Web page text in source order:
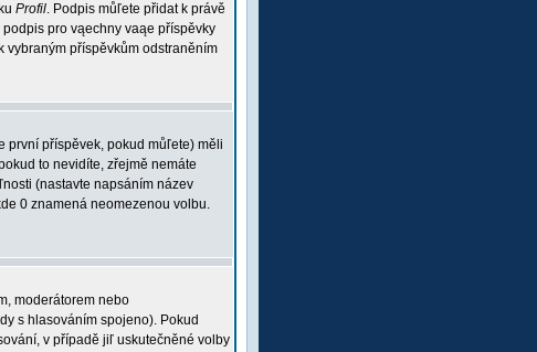
Profil. Podpis můľete přidat k právě
pro vąechny vaąe příspěvky
příspěvkům odstraněním
první příspěvek, pokud můľete) měli
to nevidíte, zřejmě nemáte
(nastavte napsáním název
0 znamená neomezenou volbu.
moderátorem nebo
s hlasováním spojeno). Pokud
v případě jiľ uskutečněné volby